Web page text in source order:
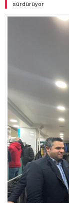
sürdürüyor